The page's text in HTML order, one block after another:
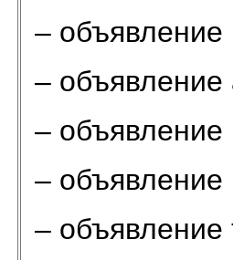
– объявление
– объявление
– объявление
– объявление
– объявление